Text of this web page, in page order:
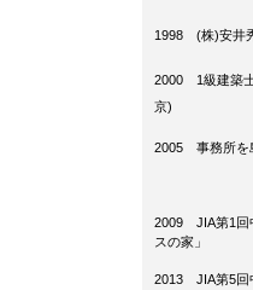
1998 (株)安井
2000 1級建築
京)
2005 事務所を
2009 JIA第1 回
スの家」
2013 JIA第5回